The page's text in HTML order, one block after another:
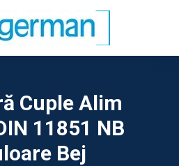
Cuple Alim
11851 NB
Bej